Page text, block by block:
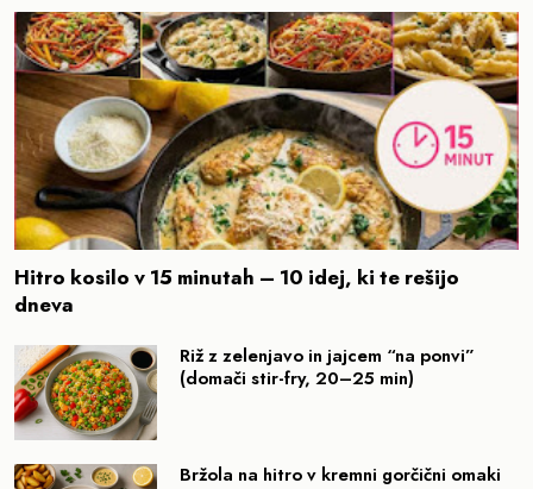
Hitro kosilo v 15 minutah – 10 idej, ki te rešijo
dneva
Riž z zelenjavo in jajcem “na ponvi”
(domači stir-fry, 20–25 min)
Bržola na hitro v kremni gorčični omaki